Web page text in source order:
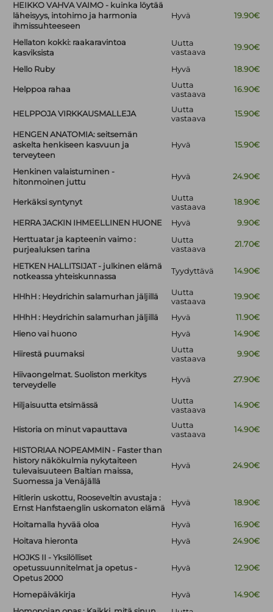
HEIKKO VAHVA VAIMO - kuinka löytää
läheisyys, intohimo ja harmonia
ihmissuhteeseen
Hyvä 19.90€
Hellaton kokki: raakaravintoa
kasviksista
Uutta
vastaava
19.90€
Hello Ruby Hyvä 18.90€
Helppoa rahaa
Uutta
vastaava
16.90€
HELPPOJA VIRKKAUSMALLEJA
Uutta
vastaava
15.90€
HENGEN ANATOMIA: seitsemän
askelta henkiseen kasvuun ja
terveyteen
Hyvä 15.90€
Henkinen valaistuminen -
hitonmoinen juttu
Hyvä 24.90€
Herkäksi syntynyt
Uutta
vastaava
18.90€
HERRA JACKIN IHMEELLINEN HUONE Hyvä
9.90€
Herttuatar ja kapteenin vaimo :
purjealuksen tarina
Uutta
vastaava
21.70€
HETKEN HALLITSIJAT - julkinen elämä
notkeassa yhteiskunnassa
Tyydyttävä 14.90€
HHhH : Heydrichin salamurhan jäljillä
Uutta
vastaava
19.90€
HHhH : Heydrichin salamurhan jäljillä Hyvä
11.90€
Hieno vai huono
Hyvä 14.90€
Hiirestä puumaksi
Uutta
vastaava
9.90€
Hiivaongelmat. Suoliston merkitys
terveydelle
Hyvä 27.90€
Hiljaisuutta etsimässä
Uutta
vastaava
14.90€
Historia on minut vapauttava
Uutta
vastaava
14.90€
HISTORIAA NOPEAMMIN - Faster than
history näkökulmia nykytaiteen
tulevaisuuteen Baltian maissa,
Suomessa ja Venäjällä
Hyvä 24.90€
Hitlerin uskottu, Rooseveltin avustaja :
Ernst Hanfstaenglin uskomaton elämä
Hyvä 18.90€
Hoitamalla hyvää oloa Hyvä
16.90€
Hoitava hieronta
Hyvä
24.90€
HOJKS II - Yksilölliset
opetussuunnitelmat ja opetus -
Opetus 2000
Hyvä 12.90€
Homepäiväkirja Hyvä
14.90€